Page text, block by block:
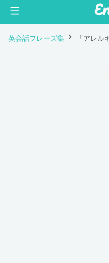
英会話フレーズ集